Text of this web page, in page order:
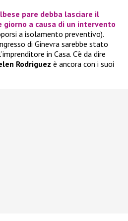
pare debba lasciare il
giorno a causa di un intervento
a isolamento preventivo).
di Ginevra sarebbe stato
in Casa. C’è da dire
Rodriguez è ancora con i suoi